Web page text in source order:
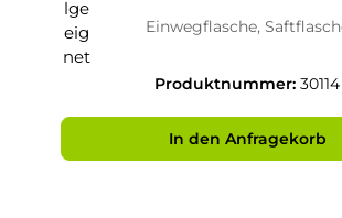
Einwegflasche,
Produktnummer: 30114
In den Anfragekorb